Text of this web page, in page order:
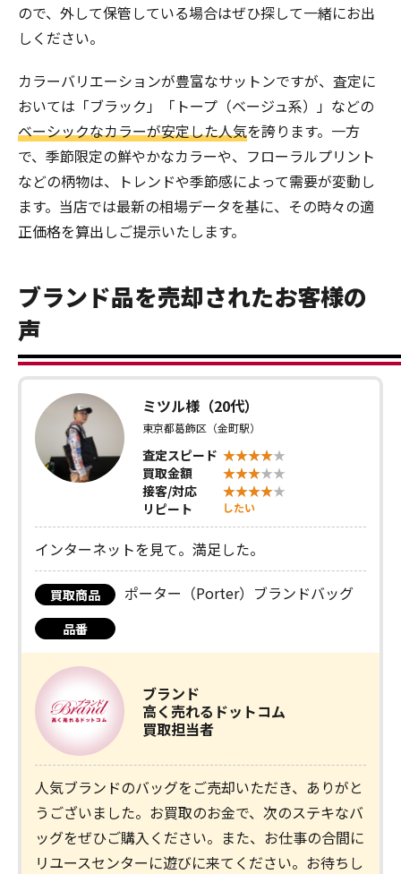
ので、外して保管している場合はぜひ探して一緒にお出
しください。
カラーバリエーションが豊富なサットンですが、査定に
おいては「ブラック」「トープ（ベージュ系）」などの
ベーシックなカラーが安定した人気を誇ります。一方
で、季節限定の鮮やかなカラーや、フローラルプリント
などの柄物は、トレンドや季節感によって需要が変動し
ます。当店では最新の相場データを基に、その時々の適
正価格を算出しご提示いたします。
ブランド品を売却されたお客様の
声
ミツル様（20代）
東京都葛飾区（金町駅）
査定スピード
買取金額
接客/対応
リピート
したい
インターネットを見て。満足した。
買取商品 ポーター（Porter）ブランドバッグ
品番
ブランド
高く売れるドットコム
買取担当者
人気ブランドのバッグをご売却いただき、ありがと
うございました。お買取のお金で、次のステキなバ
ッグをぜひご購入ください。また、お仕事の合間に
リユースセンターに遊びに来てください。お待ちし